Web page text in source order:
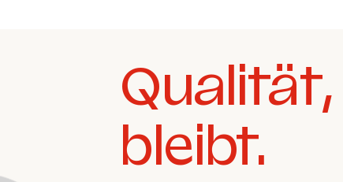
bleibt.